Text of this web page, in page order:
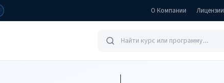
О Компании Лицензии